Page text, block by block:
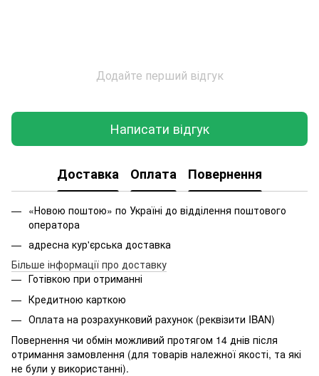
Додайте перший відгук
Написати відгук
Доставка Оплата Повернення
«Новою поштою» по Україні до відділення поштового
оператора
адресна кур'єрська доставка
Більше інформації про доставку
Готівкою при отриманні
Кредитною карткою
Оплата на розрахунковий рахунок (реквізити IBAN)
Повернення чи обмін можливий протягом 14 днів після
отримання замовлення (для товарів належної якості, та які
не були у використанні).